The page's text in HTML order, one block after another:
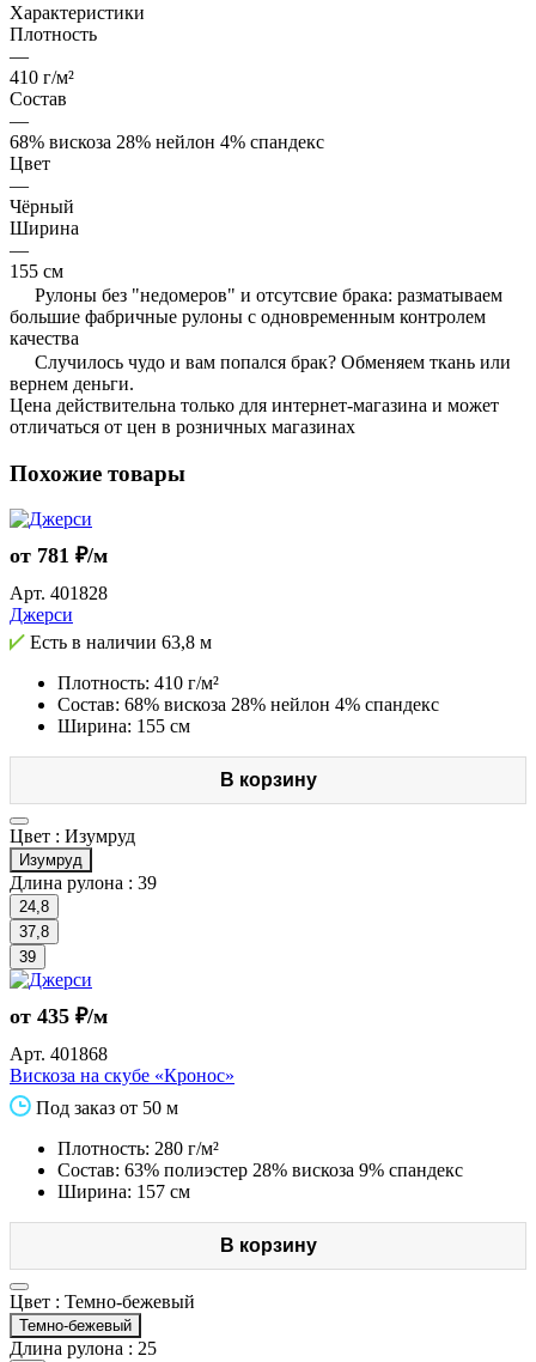
Характеристики
Плотность
—
410 г/м²
Состав
—
68% вискоза 28% нейлон 4% спандекс
Цвет
—
Чёрный
Ширина
—
155 см
Рулоны без "недомеров" и отсутсвие брака: разматываем
большие фабричные рулоны с одновременным контролем
качества
Случилось чудо и вам попался брак? Обменяем ткань или
вернем деньги.
Цена действительна только для интернет-магазина и может
отличаться от цен в розничных магазинах
Похожие товары
от 781 ₽/м
Арт. 401828
Джерси
Есть в наличии 63,8 м
Плотность: 410 г/м²
Состав: 68% вискоза 28% нейлон 4% спандекс
Ширина: 155 см
В корзину
Цвет : Изумруд
Изумруд
Длина рулона : 39
24,8
37,8
39
от 435 ₽/м
Арт. 401868
Вискоза на скубе «Кронос»
Под заказ от 50 м
Плотность: 280 г/м²
Состав: 63% полиэстер 28% вискоза 9% спандекс
Ширина: 157 см
В корзину
Цвет : Темно-бежевый
Темно-бежевый
Длина рулона : 25